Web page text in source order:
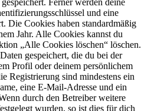
und eine
Die Cookies haben standardmäßig
Jahr. Alle Cookies kannst du
„Alle Cookies löschen“ löschen.
gespeichert, die du bei der
Profil oder deinem persönlichem
Registrierung sind mindestens ein
eine E-Mail-Adresse und ein
durch den Betreiber weitere
wurden, so ist dies für dich